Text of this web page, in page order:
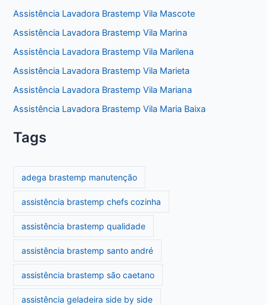
Assistência Lavadora Brastemp Vila Mascote
Assistência Lavadora Brastemp Vila Marina
Assistência Lavadora Brastemp Vila Marilena
Assistência Lavadora Brastemp Vila Marieta
Assistência Lavadora Brastemp Vila Mariana
Assistência Lavadora Brastemp Vila Maria Baixa
Tags
adega brastemp manutenção
assistência brastemp chefs cozinha
assistência brastemp qualidade
assistência brastemp santo andré
assistência brastemp são caetano
assistência geladeira side by side